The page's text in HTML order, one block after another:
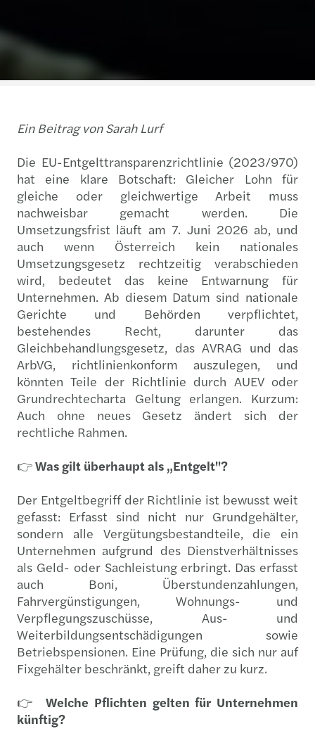
Ein Beitrag von Sarah Lurf
Die EU-Entgelttransparenzrichtlinie (2023/970)
hat eine klare Botschaft: Gleicher Lohn für
gleiche oder gleichwertige Arbeit muss
nachweisbar gemacht werden. Die
Umsetzungsfrist läuft am 7. Juni 2026 ab, und
auch wenn Österreich kein nationales
Umsetzungsgesetz rechtzeitig verabschieden
wird, bedeutet das keine Entwarnung für
Unternehmen. Ab diesem Datum sind nationale
Gerichte und Behörden verpflichtet,
bestehendes Recht, darunter das
Gleichbehandlungsgesetz, das AVRAG und das
ArbVG, richtlinienkonform auszulegen, und
könnten Teile der Richtlinie durch AUEV oder
Grundrechtecharta Geltung erlangen. Kurzum:
Auch ohne neues Gesetz ändert sich der
rechtliche Rahmen.
👉Was gilt überhaupt als „Entgelt"?
Der Entgeltbegriff der Richtlinie ist bewusst weit
gefasst: Erfasst sind nicht nur Grundgehälter,
sondern alle Vergütungsbestandteile, die ein
Unternehmen aufgrund des Dienstverhältnisses
als Geld- oder Sachleistung erbringt. Das erfasst
auch Boni, Überstundenzahlungen,
Fahrvergünstigungen, Wohnungs- und
Verpflegungszuschüsse, Aus- und
Weiterbildungsentschädigungen sowie
Betriebspensionen. Eine Prüfung, die sich nur auf
Fixgehälter beschränkt, greift daher zu kurz.
👉Welche Pflichten gelten für Unternehmen
künftig?